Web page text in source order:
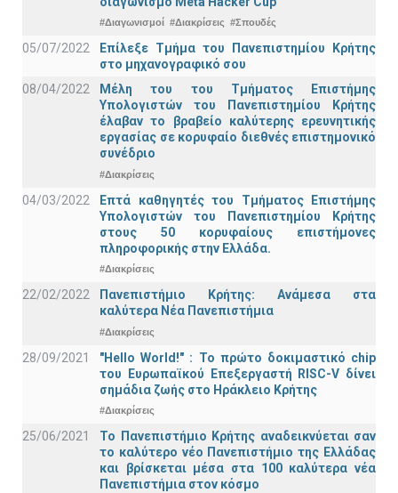
#Διαγωνισμοί #Διακρίσεις #Σπουδές
05/07/2022
Επίλεξε Τμήμα του Πανεπιστημίου Κρήτης
στο μηχανογραφικό σου
08/04/2022
Μέλη του του Τμήματος Επιστήμης
Υπολογιστών του Πανεπιστημίου Κρήτης
έλαβαν το βραβείο καλύτερης ερευνητικής
εργασίας σε κορυφαίο διεθνές επιστημονικό
συνέδριο
#Διακρίσεις
04/03/2022
Επτά καθηγητές του Τμήματος Επιστήμης
Υπολογιστών του Πανεπιστημίου Κρήτης
στους 50 κορυφαίους επιστήμονες
πληροφορικής στην Ελλάδα.
#Διακρίσεις
22/02/2022
Πανεπιστήμιο Κρήτης: Ανάμεσα στα
καλύτερα Νέα Πανεπιστήμια
#Διακρίσεις
28/09/2021
"Hello World!" : Το πρώτο δοκιμαστικό chip
του Ευρωπαϊκού Επεξεργαστή RISC-V δίνει
σημάδια ζωής στο Ηράκλειο Κρήτης
#Διακρίσεις
25/06/2021
Το Πανεπιστήμιο Κρήτης αναδεικνύεται σαν
το καλύτερο νέο Πανεπιστήμιο της Ελλάδας
και βρίσκεται μέσα στα 100 καλύτερα νέα
Πανεπιστήμια στον κόσμο